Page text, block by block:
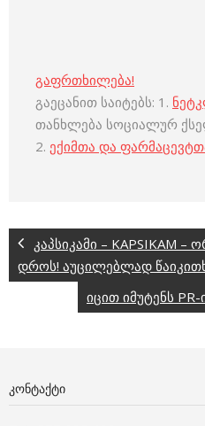
გაფრთხილება!
გაეცანით საიტებს: 1.
თანხლება სოციალურ
2. ექიმთა და
კაპსიკამი – KAPSIKAM
დროს! აუცილებლად
იცით იმუტენს PR-
ᲙᲝᲜᲢᲐᲥᲢᲘ